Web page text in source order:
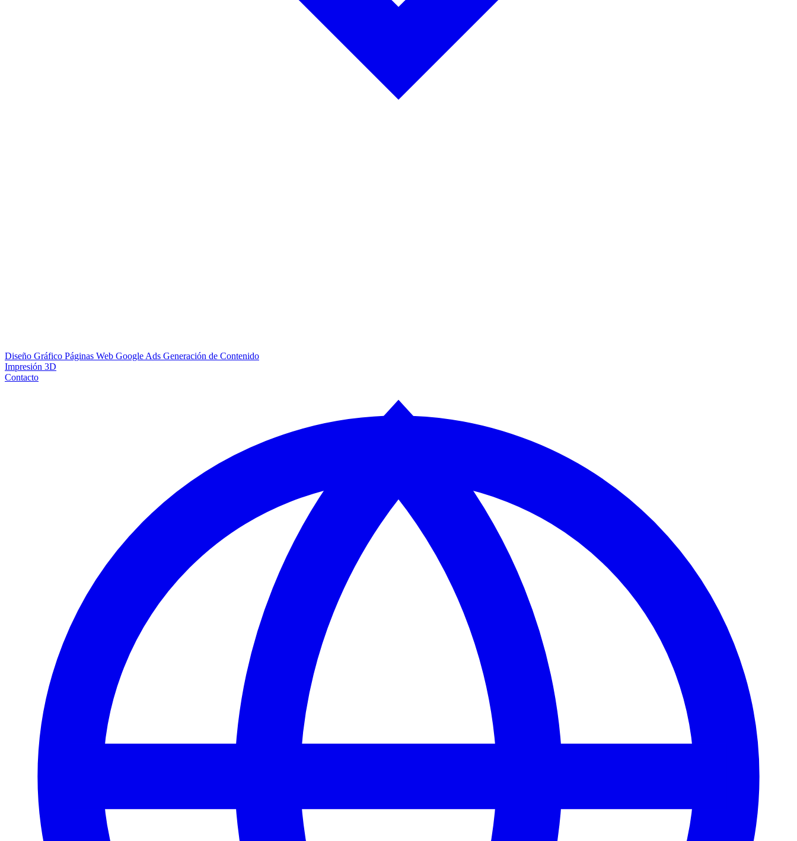
Diseño Gráfico Páginas Web Google Ads Generación de Contenido
Impresión 3D
Contacto